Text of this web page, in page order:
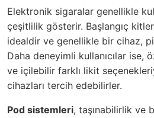
Elektronik sigaralar genellikle
çeşitlilik gösterir. Başlangıç
idealdir ve genellikle bir cihaz,
Daha deneyimli kullanıcılar ise,
ve içilebilir farklı likit
cihazları tercih edebilirler.
Pod sistemleri, taşınabilirlik ve